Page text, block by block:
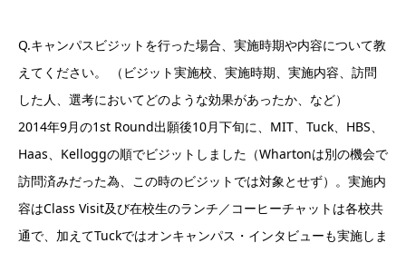
Q.キャンパスビジットを行った場合、実施時期や内容について教
えてください。 （ビジット実施校、実施時期、実施内容、訪問
した人、選考においてどのような効果があったか、など）
2014年9月の1st Round出願後10月下旬に、MIT、Tuck、HBS、
Haas、Kelloggの順でビジットしました（Whartonは別の機会で
訪問済みだった為、この時のビジットでは対象とせず）。実施内
容はClass Visit及び在校生のランチ／コーヒーチャットは各校共
通で、加えてTuckではオンキャンパス・インタビューも実施しま